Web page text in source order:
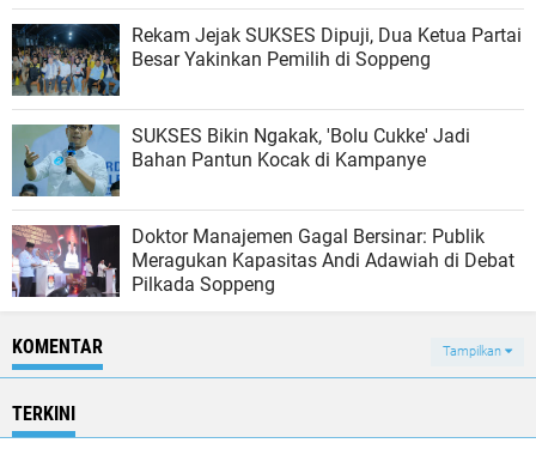
Rekam Jejak SUKSES Dipuji, Dua Ketua Partai
Besar Yakinkan Pemilih di Soppeng
SUKSES Bikin Ngakak, 'Bolu Cukke' Jadi
Bahan Pantun Kocak di Kampanye
Doktor Manajemen Gagal Bersinar: Publik
Meragukan Kapasitas Andi Adawiah di Debat
Pilkada Soppeng
KOMENTAR Tampilkan
TERKINI